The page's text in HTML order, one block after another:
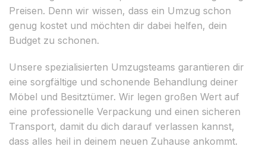
Preisen. Denn wir wissen, dass ein Umzug schon
genug kostet und möchten dir dabei helfen, dein
Budget zu schonen.
Unsere spezialisierten Umzugsteams garantieren dir
eine sorgfältige und schonende Behandlung deiner
Möbel und Besitztümer. Wir legen großen Wert auf
eine professionelle Verpackung und einen sicheren
Transport, damit du dich darauf verlassen kannst,
dass alles heil in deinem neuen Zuhause ankommt.